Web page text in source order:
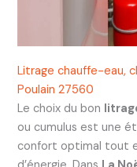
Litrage chauffe-eau,
Poulain 27560
Le choix du bon
ou cumulus est une
confort optimal tout